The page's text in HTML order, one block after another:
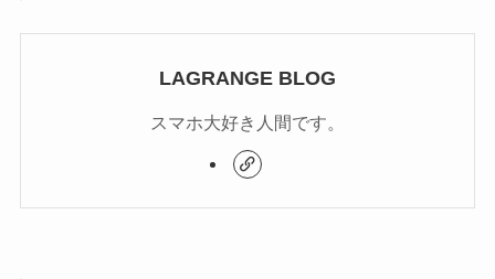
LAGRANGE BLOG
スマホ大好き人間です。